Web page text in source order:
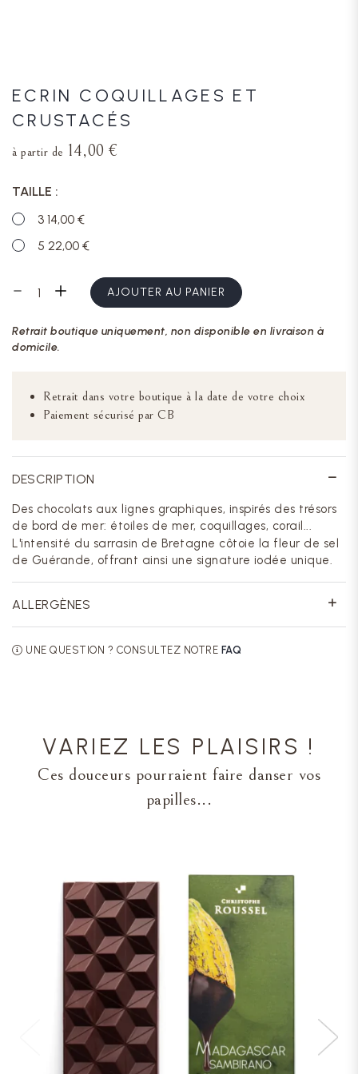
ECRIN COQUILLAGES ET
CRUSTACÉS
à partir de 14,00 €
TAILLE
3 14,00 €
5 22,00 €
AJOUTER AU PANIER
Retrait boutique uniquement, non disponible en livraison à
domicile.
Retrait dans votre boutique à la date de votre choix
Paiement sécurisé par CB
DESCRIPTION
Des chocolats aux lignes graphiques, inspirés des trésors
de bord de mer: étoiles de mer, coquillages, corail...
L'intensité du sarrasin de Bretagne côtoie la fleur de sel
de Guérande, offrant ainsi une signature iodée unique.
ALLERGÈNES
UNE QUESTION ? CONSULTEZ NOTRE FAQ
VARIEZ LES PLAISIRS !
Ces douceurs pourraient faire danser vos
papilles...